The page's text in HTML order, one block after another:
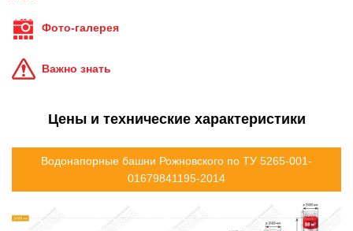
Фото-галерея
Важно знать
Цены и технические характеристики
Водонапорные башни Рожновского по ТУ 5265-001-
01679841195-2014